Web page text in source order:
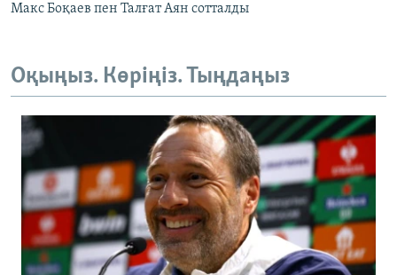
Макс Боқаев пен Талғат Аян сотталды
Оқыңыз. Көріңіз. Тыңдаңыз